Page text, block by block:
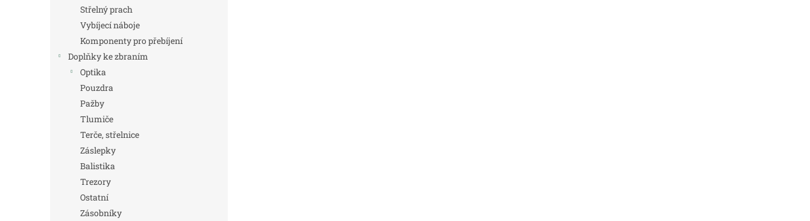
Střelný prach
Vybíjecí náboje
Komponenty pro přebíjení
Doplňky ke zbraním
Optika
Pouzdra
Pažby
Tlumiče
Terče, střelnice
Záslepky
Balistika
Trezory
Ostatní
Zásobníky